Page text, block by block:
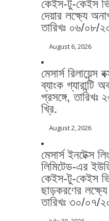
কেইস-টু-কেইস
দেয়ার লক্ষ্যে
তারিখঃ ০৬/০৮/
August 6, 2026
মেসার্স রিলায়েন্স
ব্যাংক গ্যারান্টি
প্রসঙ্গে,
খ্রি.
August 2, 2026
মেসার্স ইনটেক্স
লিমিটেড-এর
কেইস-টু-কেইস
ছাড়করণের
তারিখঃ ৩০/০৭/